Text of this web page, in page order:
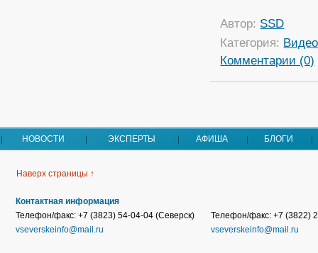
Автор: SSD
Категория: Видео
Комментарии (0)
НОВОСТИ ЭКСПЕРТЫ АФИША БЛОГИ
Наверх страницы ↑
Контактная информация
Телефон/факс: +7 (3823) 54-04-04 (Северск)
vseverskeinfo@mail.ru
Телефон/факс: +7 (3822)
vseverskeinfo@mail.ru